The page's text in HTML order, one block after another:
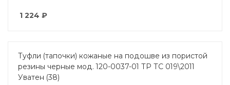
1 224 ₽
Туфли (тапочки) кожаные на подошве из пористой
резины черные мод. 120-0037-01 ТР ТС 019\2011
Уватен (38)